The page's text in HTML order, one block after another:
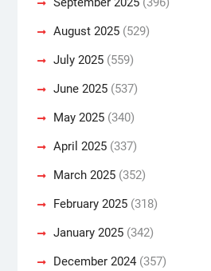
August 2025(529)
July 2025(559)
June 2025(537)
May 2025(340)
April 2025(337)
March 2025(352)
February 2025(318)
January 2025(342)
December 2024(357)